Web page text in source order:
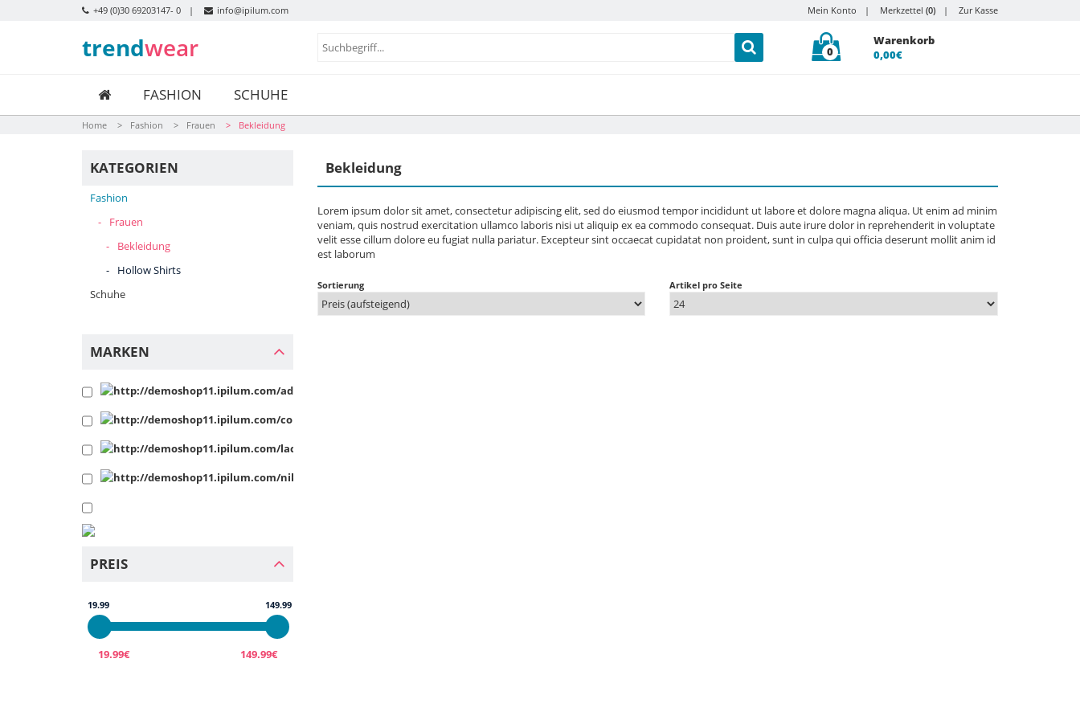
+49 (0)30 69203147- 0 info@ipilum.com Mein Konto Merkzettel (0) Zur Kasse
trendwear 0
Warenkorb
0,00€
FASHION SCHUHE
Home Fashion Frauen Bekleidung
KATEGORIEN
Fashion
Frauen
Bekleidung
Hollow Shirts
Schuhe
MARKEN
PREIS
19.99 149.99
19.99€ 149.99€
Bekleidung
Lorem ipsum dolor sit amet, consectetur adipiscing elit, sed do eiusmod tempor incididunt ut labore et dolore magna aliqua. Ut enim ad minim
veniam, quis nostrud exercitation ullamco laboris nisi ut aliquip ex ea commodo consequat. Duis aute irure dolor in reprehenderit in voluptate
velit esse cillum dolore eu fugiat nulla pariatur. Excepteur sint occaecat cupidatat non proident, sunt in culpa qui officia deserunt mollit anim id
est laborum
Sortierung Artikel pro Seite